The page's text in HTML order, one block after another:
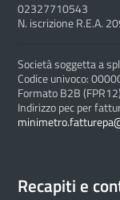
02327710543
N. iscrizione R.E.A.
Società soggetta a
Codice univoco:
Formato B2B (FPR12)
Indirizzo pec per
Recapiti e